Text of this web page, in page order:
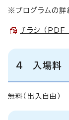
※プログラムの詳
チラシ （
4 入場料
無料（出入自由）